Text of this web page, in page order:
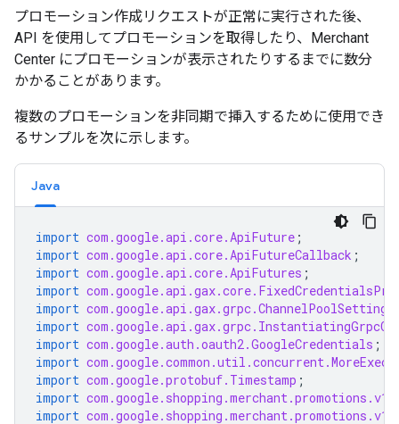
プロモーション作成リクエストが正常に実行された後、
API を使用してプロモーションを取得したり、Merchant
Center にプロモーションが表示されたりするまでに数分
かかることがあります。
複数のプロモーションを非同期で挿入するために使用でき
るサンプルを次に示します。
Java
import com.google.api.core.ApiFuture ;
import com.google.api.core.ApiFutureCallback ;
import com.google.api.core.ApiFutures ;
import
import com.google.api.gax.grpc.ChannelPoolSettings
import
import com.google.auth.oauth2.GoogleCredentials ;
import
import com.google.protobuf.Timestamp ;
import
import